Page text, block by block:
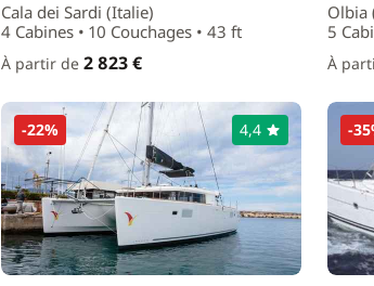
Cala dei Sardi (Italie)
4 Cabines • 10 Couchages • 43 ft
À partir de 2 823 €
Olbia
5
À
-22% 4,4 -